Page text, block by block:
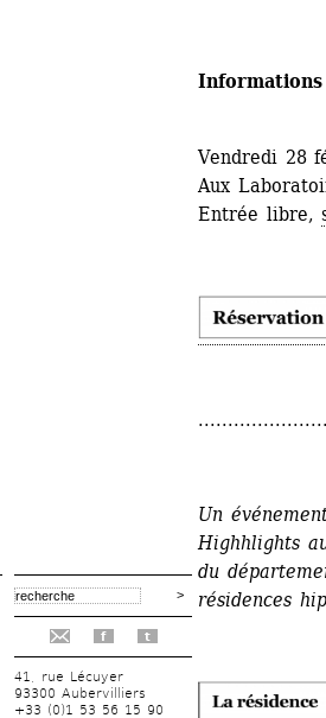
f t
41, rue Lécuyer
93300 Aubervilliers
+33 (0)1 53 56 15 90
Vendredi 28
Aux
Entrée libre,
Un
Highhlights
du
résidences